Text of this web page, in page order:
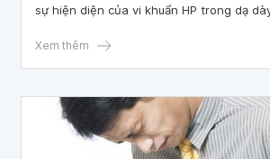
sự hiện diện của vi khuẩn HP trong dạ
Xem thêm